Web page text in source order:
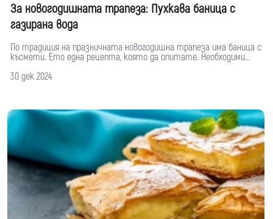
За новогодишната трапеза: Пухкава баница с
газирана вода
По традиция на празничната новогодишна трапеза има баница с
късмети. Ето една рецепта, която да опитате. Необходими...
30 дек 2024